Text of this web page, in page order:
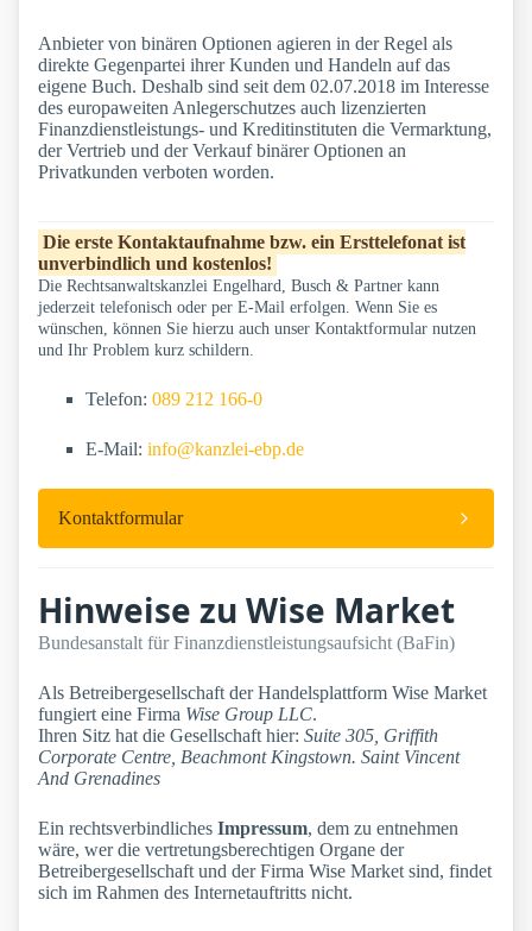
Anbieter von binären Optionen agieren in der Regel als
direkte Gegenpartei ihrer Kunden und Handeln auf das
eigene Buch. Deshalb sind seit dem 02.07.2018 im Interesse
des europaweiten Anlegerschutzes auch lizenzierten
Finanzdienstleistungs- und Kreditinstituten die Vermarktung,
der Vertrieb und der Verkauf binärer Optionen an
Privatkunden verboten worden.
Die erste Kontaktaufnahme bzw. ein Ersttelefonat ist
unverbindlich und kostenlos!
Die Rechtsanwaltskanzlei Engelhard, Busch & Partner kann
jederzeit telefonisch oder per E-Mail erfolgen. Wenn Sie es
wünschen, können Sie hierzu auch unser Kontaktformular nutzen
und Ihr Problem kurz schildern.
Telefon: 089 212 166-0
E-Mail: info@kanzlei-ebp.de
Kontaktformular
Hinweise zu Wise Market
Bundesanstalt für Finanzdienstleistungsaufsicht (BaFin)
Als Betreibergesellschaft der Handelsplattform Wise Market
fungiert eine Firma Wise Group LLC.
Ihren Sitz hat die Gesellschaft hier: Suite 305, Griffith
Corporate Centre, Beachmont Kingstown. Saint Vincent
And Grenadines
Ein rechtsverbindliches Impressum, dem zu entnehmen
wäre, wer die vertretungsberechtigen Organe der
Betreibergesellschaft und der Firma Wise Market sind, findet
sich im Rahmen des Internetauftritts nicht.